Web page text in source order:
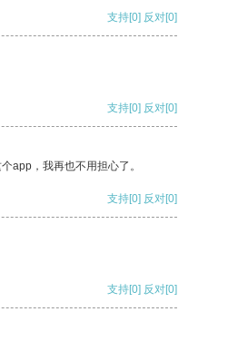
支持[0] 反对[0]
支持[0] 反对[0]
app，我再也不用担心了。
支持[0] 反对[0]
支持[0] 反对[0]